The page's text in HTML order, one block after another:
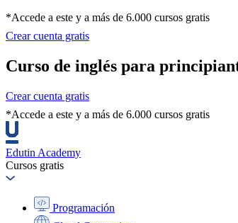
*Accede a este y a más de 6.000 cursos gratis
Crear cuenta gratis
Curso de inglés para
Crear cuenta gratis
*Accede a este y a más de 6.000 cursos gratis
Edutin Academy
Cursos gratis
Programación